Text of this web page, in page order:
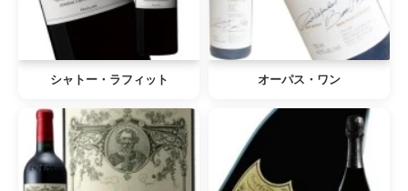
シャトー・ラフィット オーパス・ワン